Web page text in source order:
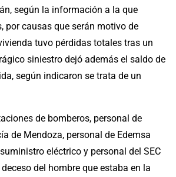
según la información a la que
por causas que serán motivo de
tuvo pérdidas totales tras un
siniestro dejó además el saldo de
según indicaron se trata de un
de bomberos, personal de
de Mendoza, personal de Edemsa
eléctrico y personal del SEC
del hombre que estaba en la